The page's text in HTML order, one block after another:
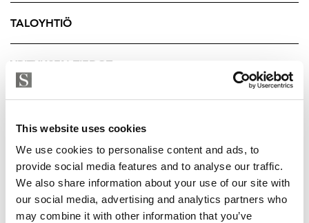
This website uses cookies
We use cookies to personalise content and ads, to
provide social media features and to analyse our traffic.
We also share information about your use of our site with
our social media, advertising and analytics partners who
may combine it with other information that you’ve
kuukaudessa.
Rauhallinen ja vehreä Uittamo tarjoaa luonnonläheistä
arkea vain viiden kilometrin päässä Turun keskustasta.
Alueella on sujuvat kulkuyhteydet sekä lapsiperheille
erinomaiset palvelut: päiväkoti, Vähä-Heikkilän
monipuoliset ulkoilureitit tuovat merellisen luonnon
osaksi arkea.
Tervetuloa tutustumaan Uittamon viihtyisään kotiin!
TALOYHTIÖ
YRITYKSEN TIEDOT